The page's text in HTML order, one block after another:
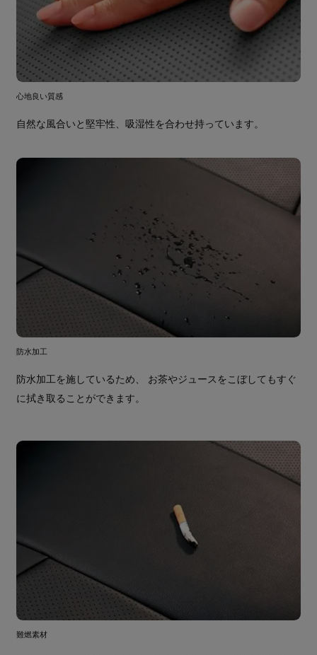
心地良い質感
自然な風合いと堅牢性、吸湿性を合わせ持っています。
防水加工
防水加工を施しているため、 お茶やジュースをこぼしてもすぐ
に拭き取ることができます。
難燃素材